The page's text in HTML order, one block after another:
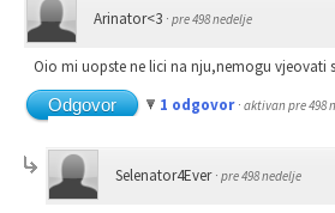
Arinator<3 · pre 498 nedelje
Oio mi uopste ne lici na nju,nemogu vjeovati
Odgovor
1 odgovor · aktivan pre 498
Selenator4Ever · pre 498 nedelje